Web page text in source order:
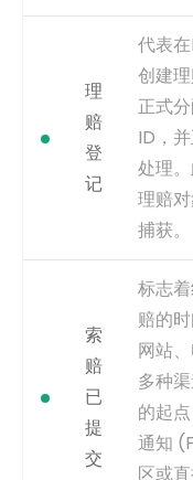
事件类型
为何重要
获取方式
事件类型
理
赔
登
记
代表
创建
正式
ID，
处理
理赔
捕获。
为何重要
获取方式
索
赔
已
提
交
标志
赔的
网站
多种
的起
通知
区或